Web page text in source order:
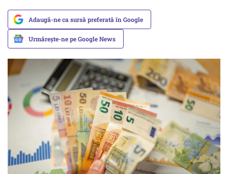
Adaugă-ne ca sursă preferată în Google
Urmărește-ne pe Google News